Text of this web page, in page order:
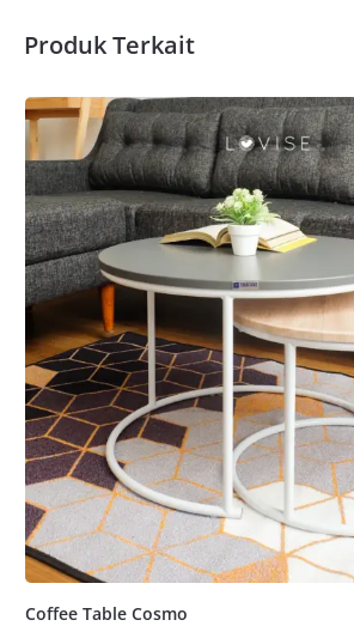
Produk Terkait
Coffee Table Cosmo